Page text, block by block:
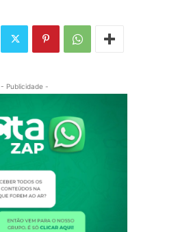
- Publicidade -